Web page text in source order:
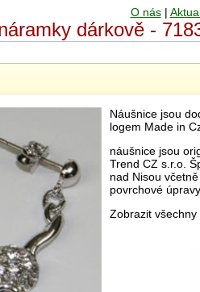
O nás|
dárkově -
Náušnice jsou
logem Made in
náušnice jsou
Trend CZ s.r.o.
nad Nisou
povrchové úpravy.
Zobrazit